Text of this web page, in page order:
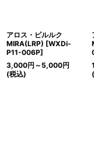
アロス・ピルルク
MIRA(LRP) [WXDi-
P11-006P]
3,000円 ～5,000円
(税込)